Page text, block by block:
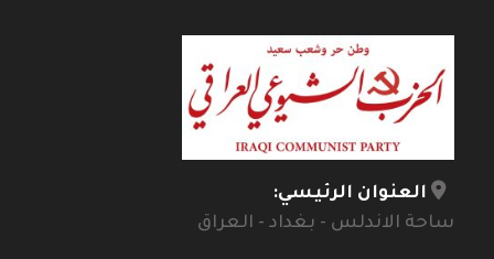
العنوان الرئيسي:
ساحة الاندلس - بغداد - العراق